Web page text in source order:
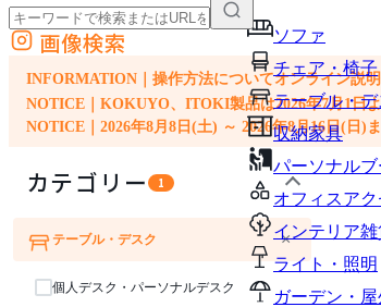
ソファ
チェア・椅子
テーブル・
収納家具
パーソナル
オフィスア
インテリア雑
ライト・照明
ガーデン・
外部サイトの商品をカートに追加
他のサイトで見つけた商品ページのURLを貼り付けて、カートに追加できます
画像検索
INFORMATION｜操作方法についてオンライン説
NOTICE｜KOKUYO、ITOKI製品は2026年7月1日
NOTICE｜2026年8月8日(土) ～ 2026年8月16日(日)
カテゴリー 1
ソファ
チェア・椅子
テーブル・デスク ×
個人デスク・パーソナルデスク